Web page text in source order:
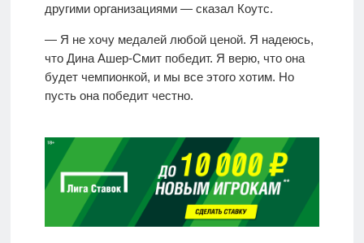
другими организациями — сказал Коутс.
— Я не хочу медалей любой ценой. Я надеюсь,
что Дина Ашер-Смит победит. Я верю, что она
будет чемпионкой, и мы все этого хотим. Но
пусть она победит честно.